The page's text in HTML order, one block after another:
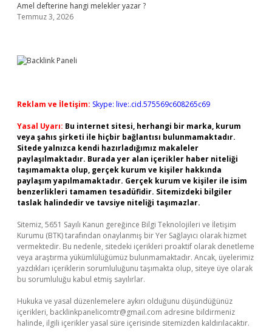
Amel defterine hangi melekler yazar ?
Temmuz 3, 2026
Reklam ve İletişim: Skype: live:.cid.575569c608265c69
Yasal Uyarı: Bu internet sitesi, herhangi bir marka, kurum
veya şahıs şirketi ile hiçbir bağlantısı bulunmamaktadır.
Sitede yalnızca kendi hazırladığımız makaleler
paylaşılmaktadır. Burada yer alan içerikler haber niteliği
taşımamakta olup, gerçek kurum ve kişiler hakkında
paylaşım yapılmamaktadır. Gerçek kurum ve kişiler ile isim
benzerlikleri tamamen tesadüfidir. Sitemizdeki bilgiler
taslak halindedir ve tavsiye niteliği taşımazlar.
Sitemiz, 5651 Sayılı Kanun gereğince Bilgi Teknolojileri ve İletişim
Kurumu (BTK) tarafından onaylanmış bir Yer Sağlayıcı olarak hizmet
vermektedir. Bu nedenle, sitedeki içerikleri proaktif olarak denetleme
veya araştırma yükümlülüğümüz bulunmamaktadır. Ancak, üyelerimiz
yazdıkları içeriklerin sorumluluğunu taşımakta olup, siteye üye olarak
bu sorumluluğu kabul etmiş sayılırlar.
Hukuka ve yasal düzenlemelere aykırı olduğunu düşündüğünüz
içerikleri, backlinkpanelicomtr@gmail.com adresine bildirmeniz
halinde, ilgili içerikler yasal süre içerisinde sitemizden kaldırılacaktır.